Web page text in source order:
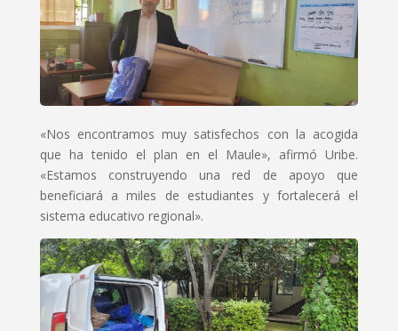
«Nos encontramos muy satisfechos con la acogida
que ha tenido el plan en el Maule», afirmó Uribe.
«Estamos construyendo una red de apoyo que
beneficiará a miles de estudiantes y fortalecerá el
sistema educativo regional».